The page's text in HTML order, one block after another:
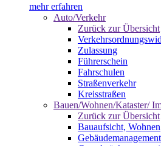
mehr erfahren
Auto/Verkehr
Zurück zur Übersicht
Zulassung
Führerschein
Fahrschulen
Straßenverkehr
Kreisstraßen
Bauen/Wohnen/Kataster/
Zurück zur Übersicht
Bauaufsicht, Wohnen
Gebäudemanagement